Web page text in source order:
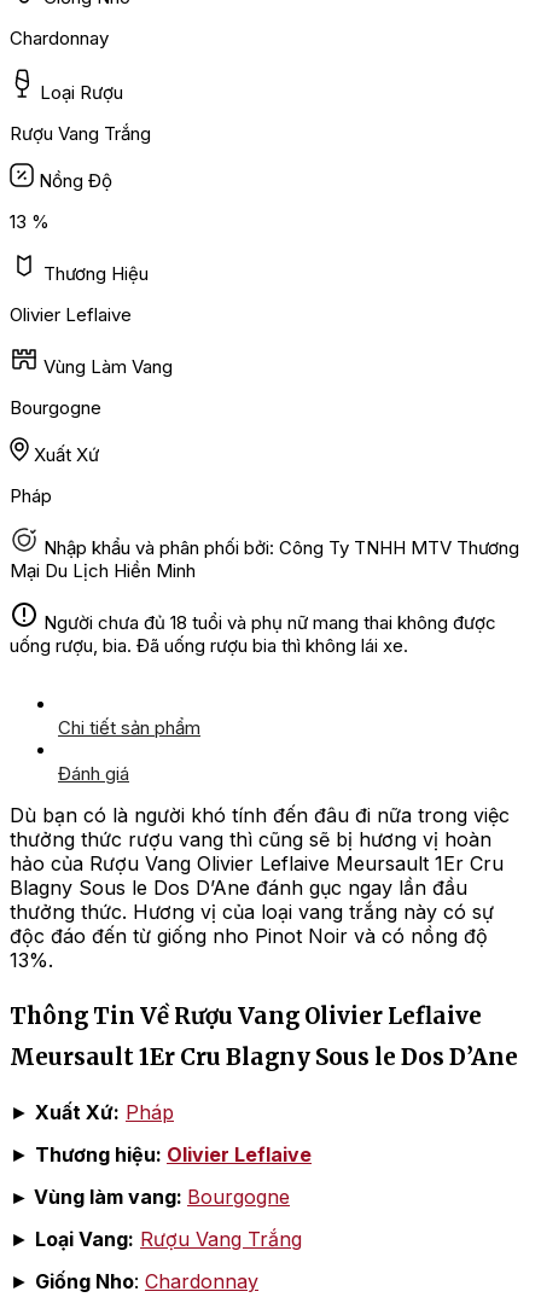
Chardonnay
Loại Rượu
Rượu Vang Trắng
Nồng Độ
13 %
Thương Hiệu
Olivier Leflaive
Vùng Làm Vang
Bourgogne
Xuất Xứ
Pháp
Nhập khẩu và phân phối bởi: Công Ty TNHH MTV Thương
Mại Du Lịch Hiền Minh
Người chưa đủ 18 tuổi và phụ nữ mang thai không được
uống rượu, bia. Đã uống rượu bia thì không lái xe.
Chi tiết sản phẩm
Đánh giá
Dù bạn có là người khó tính đến đâu đi nữa trong việc
thưởng thức rượu vang thì cũng sẽ bị hương vị hoàn
hảo của Rượu Vang Olivier Leflaive Meursault 1Er Cru
Blagny Sous le Dos D’Ane đánh gục ngay lần đầu
thưởng thức. Hương vị của loại vang trắng này có sự
độc đáo đến từ giống nho Pinot Noir và có nồng độ
13%.
Thông Tin Về Rượu Vang Olivier Leflaive
Meursault 1Er Cru Blagny Sous le Dos D’Ane
► Xuất Xứ: Pháp
► Thương hiệu: Olivier Leflaive
► Vùng làm vang: Bourgogne
► Loại Vang: Rượu Vang Trắng
► Giống Nho: Chardonnay